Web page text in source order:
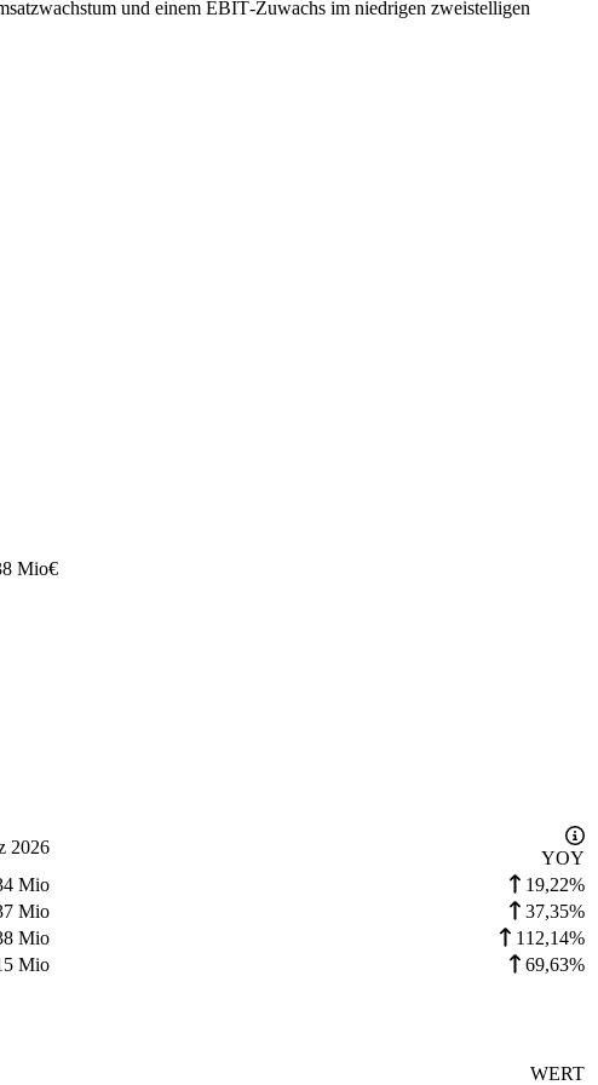
und einem EBIT‑Zuwachs im niedrigen zweistelligen
Mio€
2026
YOY
Mio
19,22%
Mio
37,35%
Mio
112,14%
Mio 69,63%
WERT